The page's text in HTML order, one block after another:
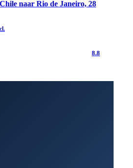
naar Rio de Janeiro, 28
8.8